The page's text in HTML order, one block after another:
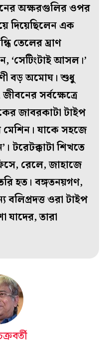
অক্ষরগুলির ওপর
দিয়েছিলেন এক
তেলের ঘ্রাণ
‘সেটিংটাই আসল।’
বড় অমোঘ। শুধু
সর্বক্ষেত্রে
জাবরকাটা টাইপ
মেশিন। যাকে সহজে
টরেটক্কাটা শিখতে
রেলে, জাহাজে
হত। বঙ্গতনয়গণ,
বলিপ্রদত্ত ওরা টাইপ
তারা